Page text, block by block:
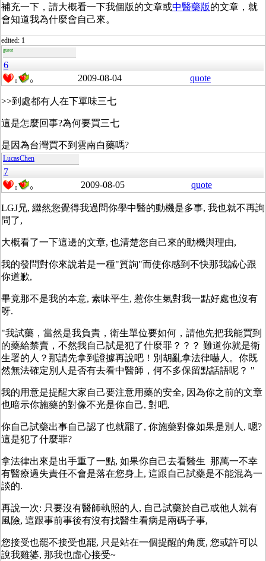
補充一下，請大概看一下我個版的文章或中醫藥版的文章，就
會知道我為什麼會自己來。
edited: 1
guest
6
0 0 2009-08-04 quote
>>到處都有人在下單味三七
這是怎麼回事?為何要買三七
是因為台灣買不到雲南白藥嗎?
LucasChen
7
0 0 2009-08-05 quote
LGJ兄, 繼然您覺得我過問你學中醫的動機是多事, 我也就不再詢
問了,
大概看了一下這邊的文章, 也清楚您自己來的動機與理由,
我的發問對你來說若是一種"質詢"而使你感到不快那我誠心跟
你道歉,
畢竟那不是我的本意, 素昧平生, 惹你生氣對我一點好處也沒有
呀.
"我試藥，當然是我負責，衛生單位要如何，請他先把我能買到
的藥給禁賣，不然我自己試是犯了什麼罪？？？ 難道你就是衛
生署的人？那請先拿到證據再說吧！別胡亂拿法律嚇人。你既
然無法確定別人是否有去看中醫師，何不多保留點話語呢？ "
我的用意是提醒大家自己要注意用藥的安全, 因為你之前的文章
也暗示你施藥的對像不光是你自己, 對吧,
你自己試藥出事自己認了也就罷了, 你施藥對像如果是別人, 嗯?
這是犯了什麼罪?
拿法律出來是出手重了一點, 如果你自己去看醫生 那萬一不幸
有醫療過失責任不會是落在您身上, 這跟自己試藥是不能混為一
談的.
再說一次: 只要沒有醫師執照的人, 自己試藥於自己或他人就有
風險, 這跟事前事後有沒有找醫生看病是兩碼子事,
您接受也罷不接受也罷, 只是站在一個提醒的角度, 您或許可以
說我雞婆, 那我也虛心接受~